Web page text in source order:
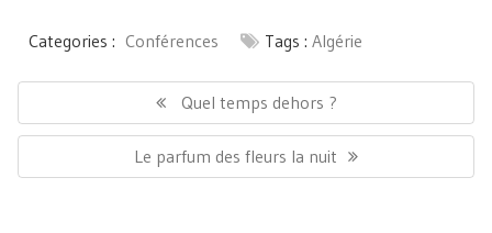
Categories : Conférences Tags : Algérie
l’article
Previous
post:
Quel temps dehors ?
Next
post:
Le parfum des fleurs la nuit